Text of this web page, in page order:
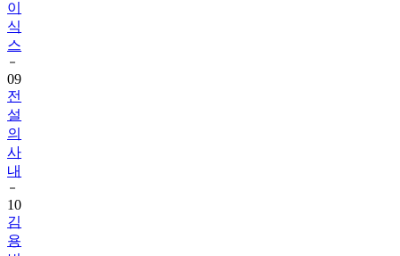
이
식
스
09
전
설
의
사
내
10
김
용